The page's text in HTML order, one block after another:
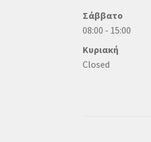
Σάββατο
08:00 - 15:00
Κυριακή
Closed